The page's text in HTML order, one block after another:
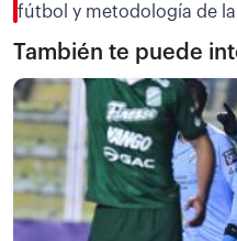
fútbol y metodología de la
También te puede